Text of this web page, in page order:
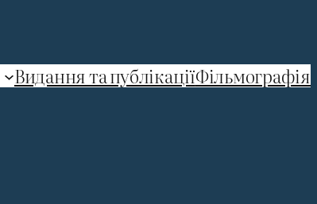
Видання та публікаціїФільмографія